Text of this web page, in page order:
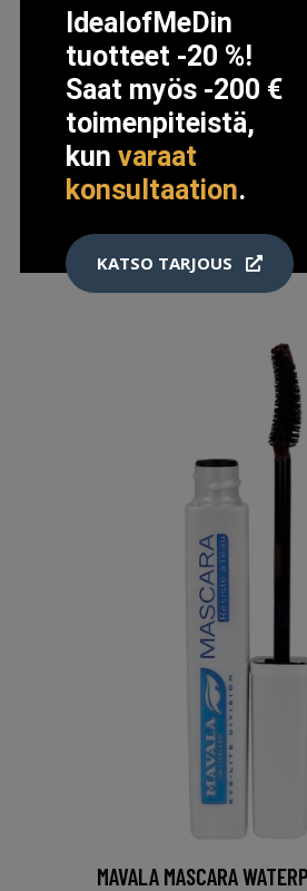
MAX FACTOR BROW
MAVALA MASCARA
IdealofMeDin
tuotteet -20 %!
Saat myös -200 €
toimenpiteistä,
kunvaraat
konsultaation.
KATSO TARJOUS